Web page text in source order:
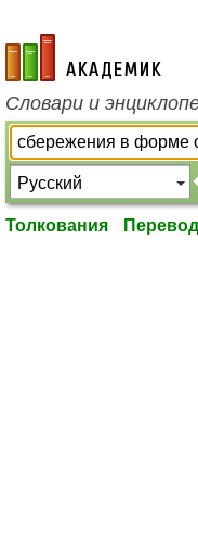
academic.ru
Словари и
Толкования